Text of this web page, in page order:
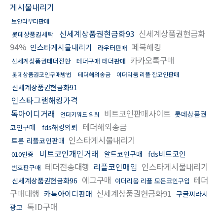
게시물내리기
보안라우터판매
롯데상품권세탁 신세계상품권현금화93 신세계상품권현금화
94% 인스타게시물내리기 라우터판매 페북해킹
신세계상품권테더전환 테더구매 테더판매 카카오톡구매
롯데상품권코인구매방법 테더해외송금 이더리움 리플 잡코인판매
신세계상품권현금화91
인스타그램해킹가격
톡아이디거래
언더키워드 의뢰 비트코인판매사이트 롯데상품권
코인구매
fds해킹의뢰 테더해외송금
트론 리플코인판매 인스타게시물내리기
010인증 비트코인개인거래 알트코인구매 fds비트코인
번호판구매 테더전송대행 리플코인매입 인스타게시물내리기
신세계상품권현금화96 에그구매 이더리움 리플 모든코인구입 테더
구매대행 카톡아이디판매 신세계상품권현금화91 구글찌라시
광고 톡ID구매